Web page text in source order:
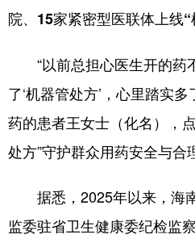
院、15家紧密型医联体上线
“以前总担心医生开的药
了‘机器管处方’，心里踏实
药的患者王女士（化名），
处方”守护群众用药安全与合
据悉，2025年以来，海
监委驻省卫生健康委纪检监